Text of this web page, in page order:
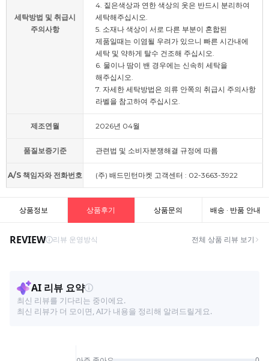
세탁방법 및 취급시
주의사항
4. 짙은색상과 연한 색상의 옷은 반드시 분리하여
세탁해주십시오.
5. 소재나 색상이 서로 다른 부분이 혼합된
제품일때는 이염될 우려가 있으니 빠른 시간내에
세탁 및 약하게 탈수 건조해 주십시오.
6. 물이나 땀이 밴 경우에는 신속히 세탁을
해주십시오.
7. 자세한 세탁방법은 의류 안쪽의 취급시 주의사항
라벨을 참고하여 주십시오.
제조연월 2026년 04월
품질보증기준 관련법 및 소비자분쟁해결 규정에 따름
A/S 책임자와 전화번호 (주) 배드민턴마켓 고객센터 : 02-3663-3922
상품정보 상품후기 상품문의 배송 · 반품 안내